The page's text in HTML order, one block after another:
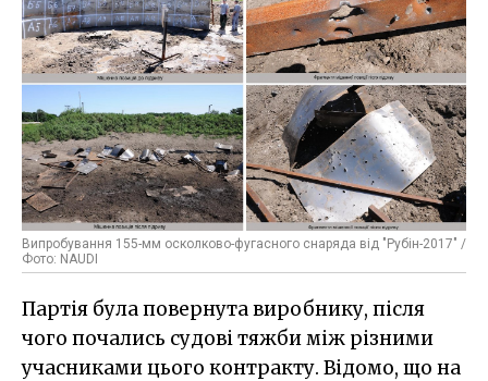
Випробування 155-мм осколково-фугасного снаряда від "Рубін-2017" /
Фото: NAUDI
Партія була повернута виробнику, після
чого почались судові тяжби між різними
учасниками цього контракту. Відомо, що на